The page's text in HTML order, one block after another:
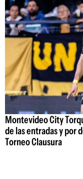
Montevideo City
de las entradas y por
Torneo Clausura